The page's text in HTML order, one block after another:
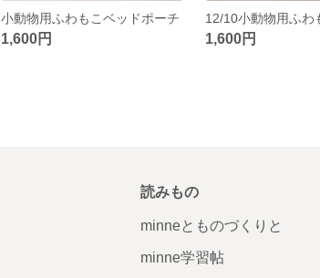
小動物用ふわもこベッドポーチ
1,600円 1,600円
読みもの
minneとものづくりと
minne学習帖